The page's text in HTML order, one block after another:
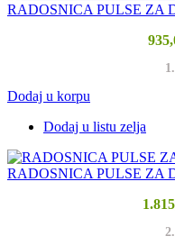
RADOSNICA PULSE ZA
Dodaj u korpu
Dodaj u listu zelja
RADOSNICA PULSE ZA